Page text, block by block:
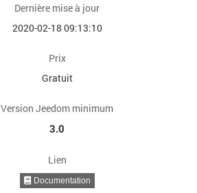
Dernière mise à jour
2020-02-18 09:13:10
Prix
Gratuit
Version Jeedom minimum
3.0
Lien
Documentation